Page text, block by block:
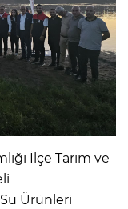
İlçe Tarım ve
Ürünleri